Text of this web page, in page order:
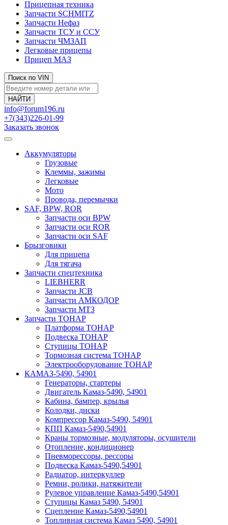
Прицепная техника
Запчасти SCHMITZ
Запчасти Нефаз
Запчасти ТСУ и ССУ
Запчасти ЧМЗАП
Легковые прицепы
Прицеп МАЗ
Поиск по VIN
info@forum196.ru
+7(343)226-01-99
Заказать звонок
Аккумуляторы
Грузовые
Клеммы, зажимы
Легковые
Мото
Провода, перемычки
SAF, BPW, ROR
Запчасти оси BPW
Запчасти оси ROR
Запчасти оси SAF
Брызговики
Для прицепа
Для тягача
Запчасти спецтехника
LIEBHERR
Запчасти JCB
Запчасти АМКОДОР
Запчасти МТЗ
Запчасти ТОНАР
Платформа ТОНАР
Подвеска ТОНАР
Ступицы ТОНАР
Тормозная система ТОНАР
Электрооборудование ТОНАР
КАМАЗ-5490, 54901
Генераторы, стартеры
Двигатель Камаз-5490, 54901
Кабина, бампер, крылья
Колодки, диски
Компрессор Камаз-5490, 54901
КПП Камаз-5490,54901
Краны тормозные, модуляторы, осушители
Отопление, кондиционер
Пневморессоры, рессоры
Подвеска Камаз-5490,54901
Радиатор, интеркуллер
Ремни, ролики, натяжители
Рулевое управление Камаз-5490,54901
Ступицы Камаз 5490, 54901
Сцепление Камаз-5490,54901
Топливная система Камаз 5490, 54901